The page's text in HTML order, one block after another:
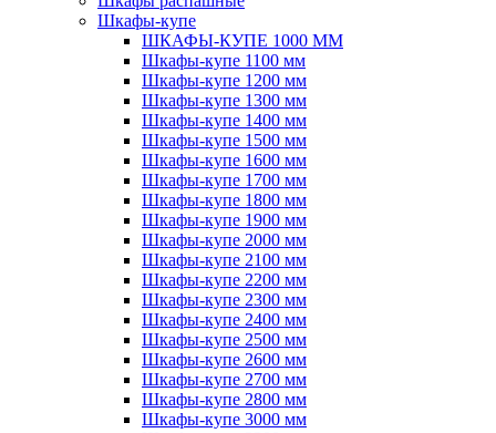
Шкафы-купе
ШКАФЫ-КУПЕ 1000 ММ
Шкафы-купе 1100 мм
Шкафы-купе 1200 мм
Шкафы-купе 1300 мм
Шкафы-купе 1400 мм
Шкафы-купе 1500 мм
Шкафы-купе 1600 мм
Шкафы-купе 1700 мм
Шкафы-купе 1800 мм
Шкафы-купе 1900 мм
Шкафы-купе 2000 мм
Шкафы-купе 2100 мм
Шкафы-купе 2200 мм
Шкафы-купе 2300 мм
Шкафы-купе 2400 мм
Шкафы-купе 2500 мм
Шкафы-купе 2600 мм
Шкафы-купе 2700 мм
Шкафы-купе 2800 мм
Шкафы-купе 3000 мм